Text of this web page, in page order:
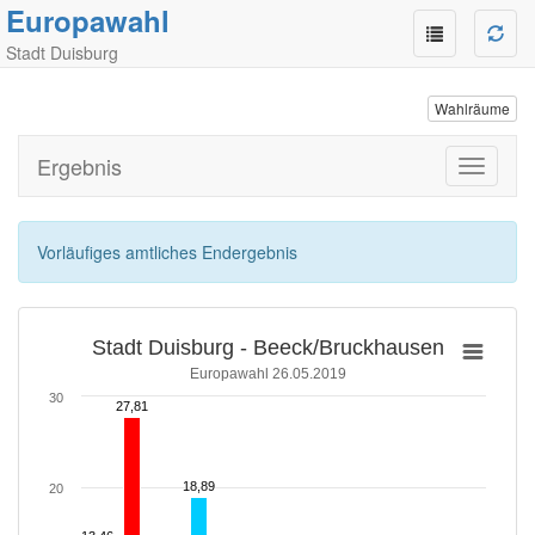
Europawahl
Stadt Duisburg
Wahlräume
Toggle
Ergebnis
Vorläufiges amtliches Endergebnis
Stadt Duisburg - Beeck/Bruckhausen
Europawahl 26.05.2019
27,81
27,81
18,89
18,89
20
30